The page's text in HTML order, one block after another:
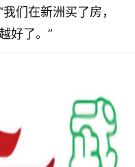
们在新洲买了房，
好了。”